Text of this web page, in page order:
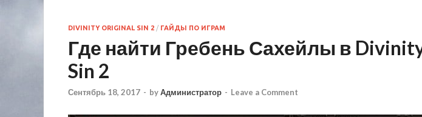
DIVINITY ORIGINAL SIN 2 / ГАЙДЫ ПО ИГРАМ
Где найти Гребень Сахейлы в
Sin 2
Сентябрь 18, 2017 - byАдминистратор - Leave a Comment